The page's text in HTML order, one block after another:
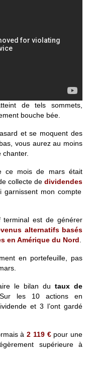
de tels sommets,
bouche bée.
et se moquent des
vous aurez au moins
chanter.
ce mois de mars était
collecte de dividendes
garnissent mon compte
terminal est de générer
alternatifs basés
en Amérique du Nord.
en portefeuille, pas
.
le bilan du taux de
les 10 actions en
et 3 l’ont gardé
à2 119 €pour une
supérieure à